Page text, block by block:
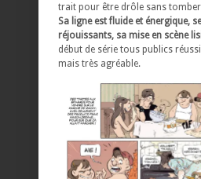
trait pour être drôle sans
Sa ligne est fluide et énergique,
réjouissants, sa mise en scène
début de série tous publics
mais très agréable.